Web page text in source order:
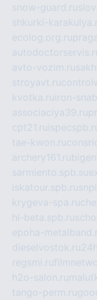
snow-guard.ru
shkurki-
ecolog.org.ru
avto-vozim.ru
stroyavt.ru
kvotka.ru iron-
associaciya39.ru
cpt21.ru
tae-kwon.ru
archery161.ru
sarmiento.spb.su
iskatour.spb.ru
krygeva-spa.ru
hl-beta.spb.ru
epoha-
dieselvostok.ru
regsmi.ru
h2o-salon.ru
tango-perm.ru